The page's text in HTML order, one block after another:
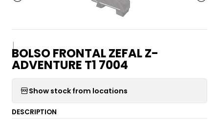
|
BOLSO FRONTAL ZEFAL Z-
ADVENTURE T1 7004
Show stock from locations
DESCRIPTION